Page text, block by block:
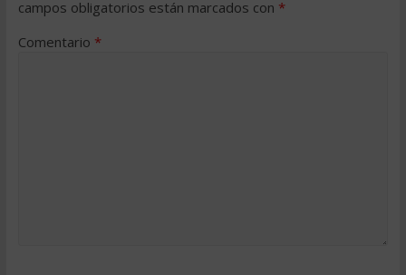
campos obligatorios están marcados con *
Comentario *